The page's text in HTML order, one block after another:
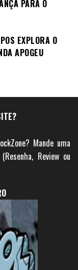
PARA O
EXPLORA O
APOGEU
Mande uma
Review ou